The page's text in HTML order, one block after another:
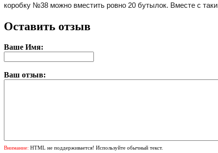
коробку №38 можно вместить ровно 20 бутылок. Вместе с
Оставить отзыв
Ваше Имя:
Ваш отзыв:
Внимание: HTML не поддерживается! Используйте обычный текст.